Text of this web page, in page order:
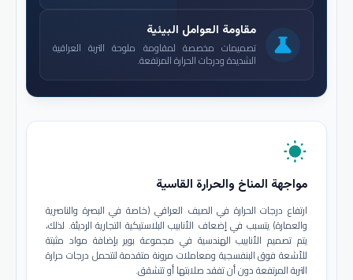
science
مقاومة العوامل البيئية
تصميمات مخصصة لمقاومة ملوحة التربة العراقية
الشديدة ودرجات الحرارة المرتفعة.
wb_sunny
مواجهة المناخ والحرارة القاسية
ارتفاع درجات الحرارة في الصيف العراقي (خاصة في البصرة والناصرية
والعمارة) يتسبب في إضعاف الأنابيب البلاستيكية التجارية الرديئة. لذلك،
يتم تصميم الأنابيب الهندسية في مجموعة بوير بإضافة مواد مثبتة
للأشعة فوق البنفسجية ومعاملات مرونة متقدمة لتتحمل درجات حرارة
التربة المرتفعة دون أن تفقد صلابتها أو تتشقق.